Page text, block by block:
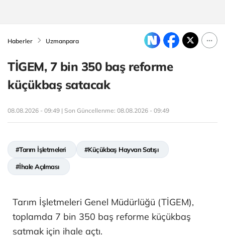
Haberler Uzmanpara
TİGEM, 7 bin 350 baş reforme
küçükbaş satacak
08.08.2026 - 09:49 | Son Güncellenme: 08.08.2026 - 09:49
#Tarım İşletmeleri #Küçükbaş Hayvan Satışı
#İhale Açılması
Tarım İşletmeleri Genel Müdürlüğü (TİGEM),
toplamda 7 bin 350 baş reforme küçükbaş
satmak için ihale açtı.